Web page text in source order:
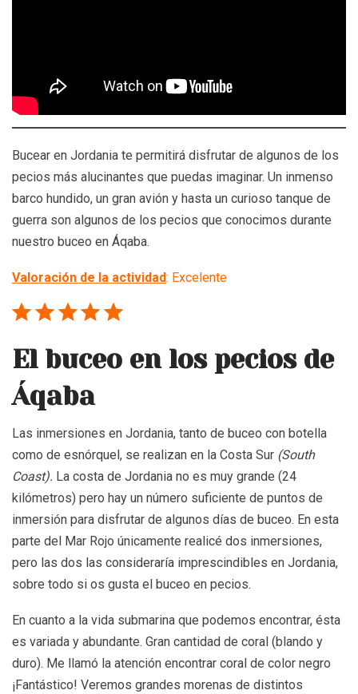
Bucear en Jordania te permitirá disfrutar de algunos de los
pecios más alucinantes que puedas imaginar. Un inmenso
barco hundido, un gran avión y hasta un curioso tanque de
guerra son algunos de los pecios que conocimos durante
nuestro buceo en Áqaba.
Valoración de la actividad: Excelente
⭐ ⭐
El buceo en los pecios de
Áqaba
Las inmersiones en Jordania, tanto de buceo con botella
como de esnórquel, se realizan en la Costa Sur (South
Coast). La costa de Jordania no es muy grande (24
kilómetros) pero hay un número suficiente de puntos de
inmersión para disfrutar de algunos días de buceo. En esta
parte del Mar Rojo únicamente realicé dos inmersiones,
pero las dos las consideraría imprescindibles en Jordania,
sobre todo si os gusta el buceo en pecios.
En cuanto a la vida submarina que podemos encontrar, ésta
es variada y abundante. Gran cantidad de coral (blando y
duro). Me llamó la atención encontrar coral de color negro
¡Fantástico! Veremos grandes morenas de distintos